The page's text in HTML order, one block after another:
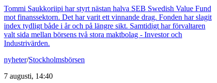
Tommi Saukkoriipi har styrt nästan halva SEB Swedish Value Fund
mot finanssektorn. Det har varit ett vinnande drag. Fonden har slagit
index tydligt både i år och på längre sikt. Samtidigt har förvaltaren
valt sida mellan börsens två stora maktbolag - Investor och
Industrivärden.
nyheter/Stockholmsbörsen
7 augusti, 14:40